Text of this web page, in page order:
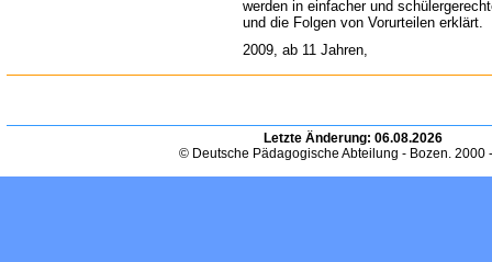
werden in einfacher und
und die Folgen von Vorurteilen erklärt.
2009, ab 11 Jahren,
Letzte Änderung: 06.08.2026
© Deutsche Pädagogische Abteilung - Bozen. 2000